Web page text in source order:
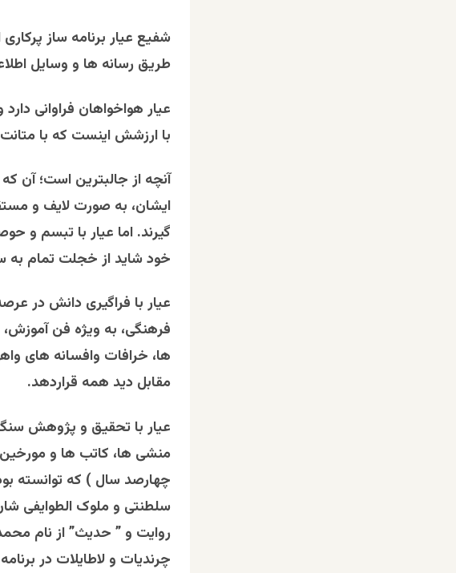
شفیع عیار برنامه ساز
طریق رسانه ها و وسایل
عیار هواخواهان فراوانی
با ارزشش اینست که با
آنچه از جالبترین است؛ آن
ایشان، به صورت لایف و
گیرند. اما عیار با تبسم و
خود شاید از خجلت تمام به
عیار با فراگیری دانش در
فرهنگی، به ویژه فن
ها، خرافات وافسانه های
مقابل دید همه قراردهد.
عیار با تحقیق و پژوهش
منشی ها، کاتب ها و
چهارصد سال ) که توانسته
سلطنتی و ملوک الطوایفی
روایت و ” حدیث” از نام
چرندیات و لاطایلات در